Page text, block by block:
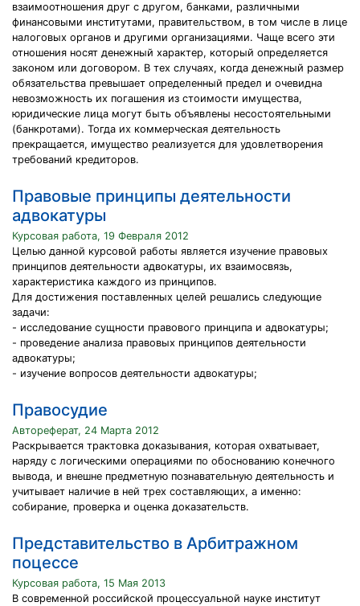
взаимоотношения друг с другом, банками, различными
финансовыми институтами, правительством, в том числе в лице
налоговых органов и другими организациями. Чаще всего эти
отношения носят денежный характер, который определяется
законом или договором. В тех случаях, когда денежный размер
обязательства превышает определенный предел и очевидна
невозможность их погашения из стоимости имущества,
юридические лица могут быть объявлены несостоятельными
(банкротами). Тогда их коммерческая деятельность
прекращается, имущество реализуется для удовлетворения
требований кредиторов.
Правовые принципы деятельности
адвокатуры
Курсовая работа, 19 Февраля 2012
Целью данной курсовой работы является изучение правовых
принципов деятельности адвокатуры, их взаимосвязь,
характеристика каждого из принципов.
Для достижения поставленных целей решались следующие
задачи:
- исследование сущности правового принципа и адвокатуры;
- проведение анализа правовых принципов деятельности
адвокатуры;
- изучение вопросов деятельности адвокатуры;
Правосудие
Автореферат, 24 Марта 2012
Раскрывается трактовка доказывания, которая охватывает,
наряду с логическими операциями по обоснованию конечного
вывода, и внешне предметную познавательную деятельность и
учитывает наличие в ней трех составляющих, а именно:
собирание, проверка и оценка доказательств.
Представительство в Арбитражном
поцессе
Курсовая работа, 15 Мая 2013
В современной российской процессуальной науке институт